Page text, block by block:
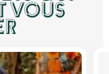
VOUS